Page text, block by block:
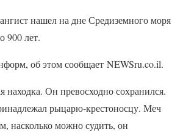
нашел на дне Средиземного моря
900 лет.
об этом сообщает NEWSru.co.il.
находка. Он превосходно сохранился.
рыцарю-крестоносцу. Меч
насколько можно судить, он